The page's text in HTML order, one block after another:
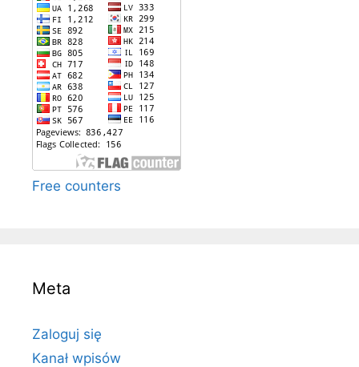
Free counters
Meta
Zaloguj się
Kanał wpisów